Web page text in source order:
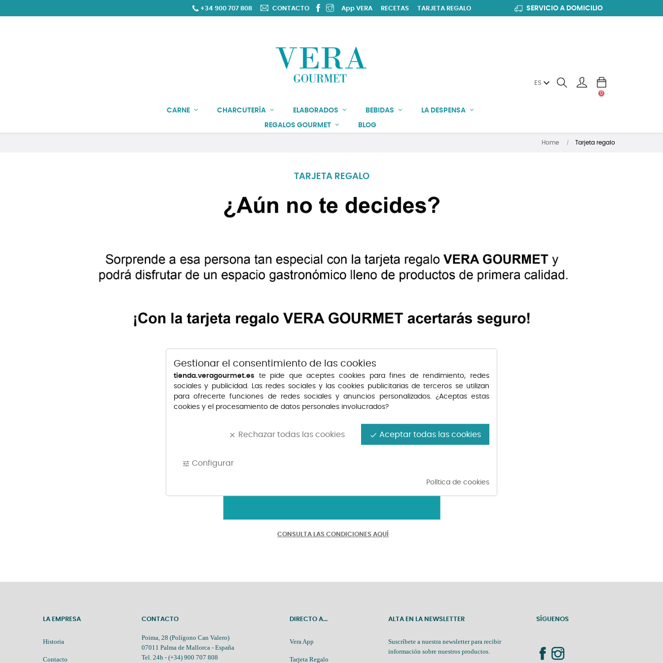
+34 900 707 808 CONTACTO App VERA RECETAS TARJETA REGALO SERVICIO A DOMICILIO
CARNE CHARCUTERÍA ELABORADOS BEBIDAS LA DESPENSA
REGALOS GOURMET BLOG
ES
0
Home Tarjeta regalo
TARJETA REGALO
CONSULTA LAS CONDICIONES AQUÍ
LA EMPRESA
Historia
Contacto
CONTACTO
Poima, 28 (Polígono Can Valero)
07011 Palma de Mallorca - España
Tel. 24h - (+34) 900 707 808
DIRECTO A...
Vera App
Tarjeta Regalo
ALTA EN LA NEWSLETTER
Suscríbete a nuestra newsletter para recibir
información sobre nuestros productos.
SÍGUENOS
Gestionar el consentimiento de las cookies
tienda.veragourmet.es te pide que aceptes cookies para fines de rendimiento, redes
sociales y publicidad. Las redes sociales y las cookies publicitarias de terceros se utilizan
para ofrecerte funciones de redes sociales y anuncios personalizados. ¿Aceptas estas
cookies y el procesamiento de datos personales involucrados?
done Aceptar todas las cookies
clear Rechazar todas las cookies
tune Configurar
Política de cookies